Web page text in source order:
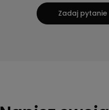
Zadaj pytanie